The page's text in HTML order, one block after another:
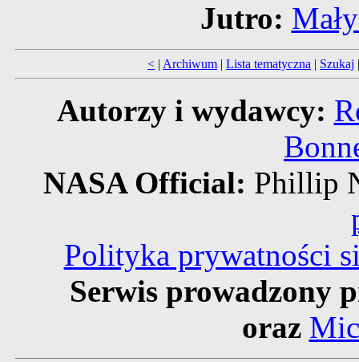
Jutro:
< | Archiwum | Lista tematyczna | Szukaj
Autorzy i wydawcy:
NASA Official: Phillip
Polityka prywatności
Serwis prowadzony
oraz